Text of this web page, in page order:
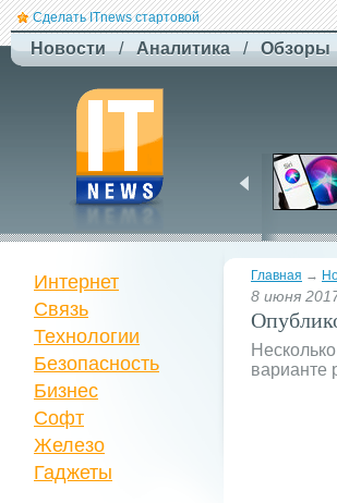
Сделать ITnews стартовой
Новости / Аналитика / Обзоры
плату за ручну поклажу
Главная →
8 июня
варианте
Интернет
Связь
Технологии
Безопасность
Бизнес
Софт
Железо
Гаджеты